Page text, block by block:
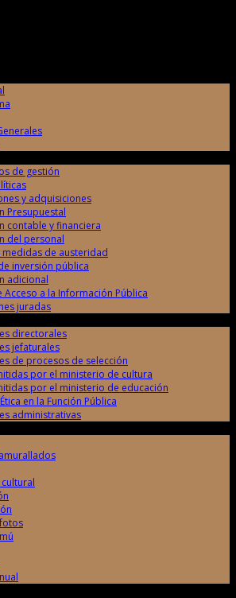
de gestión
y adquisiciones
Presupuestal
contable y financiera
del personal
medidas de austeridad
inversión pública
adicional
Acceso a la Información Pública
juradas
directorales
jefaturales
de procesos de selección
por el ministerio de cultura
por el ministerio de educación
en la Función Pública
administrativas